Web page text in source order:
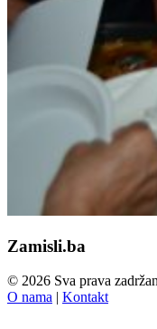
Zamisli.ba
© 2026 Sva prava
O nama | Kontakt